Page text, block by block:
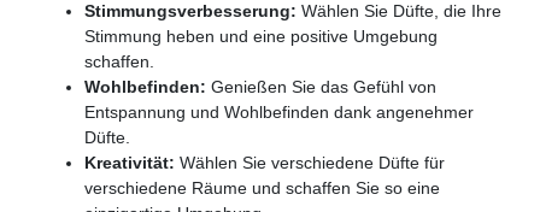
Stimmungsverbesserung: Wählen Sie Düfte, die Ihre
Stimmung heben und eine positive Umgebung
schaffen.
Wohlbefinden: Genießen Sie das Gefühl von
Entspannung und Wohlbefinden dank angenehmer
Düfte.
Kreativität: Wählen Sie verschiedene Düfte für
verschiedene Räume und schaffen Sie so eine